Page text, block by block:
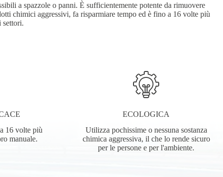
a spazzole o panni. È sufficientemente potente da rimuovere
chimici aggressivi, fa risparmiare tempo ed è fino a 16 volte più
settori.
16 volte più
manuale.
ECOLOGICA
Utilizza pochissime o nessuna sostanza
chimica aggressiva, il che lo rende sicuro
per le persone e per l'ambiente.